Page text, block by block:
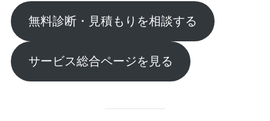
無料診断・見積もりを相談する
サービス総合ページを見る